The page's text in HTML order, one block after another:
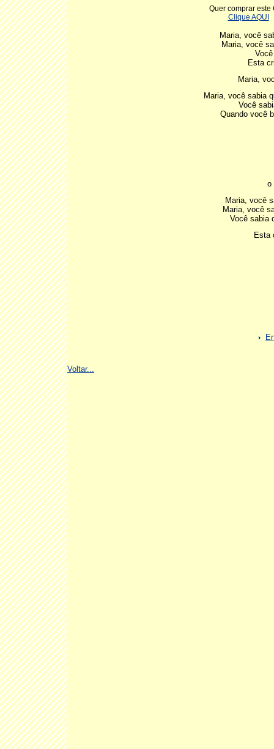
Quer comprar este
Clique AQUI
Maria, você
Maria, você
Esta
Maria,
Maria, você sabia
Você
Quando você
o
Maria, você
Maria, você
Você sabia
Esta
Voltar...